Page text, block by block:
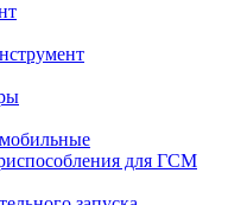
для ГСМ